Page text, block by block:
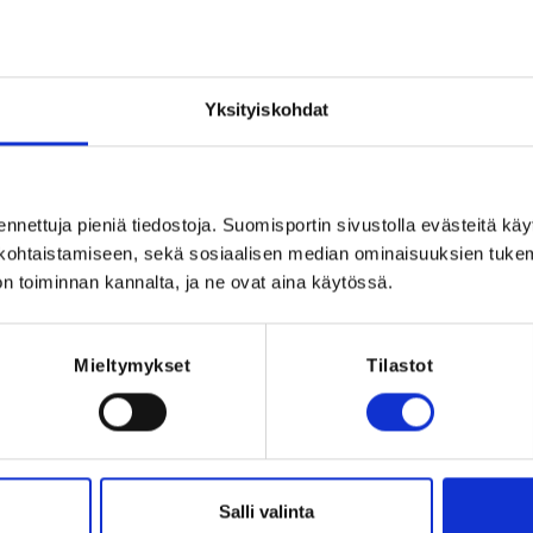
Yksityiskohdat
pieniä tiedostoja. Suomisportin sivustolla evästeitä
sekä sosiaalisen median ominaisuuksien
toiminnan kannalta, ja ne ovat aina käytössä.
Mieltymykset Tilastot
Salli valinta
ja innostavan tavan oppia